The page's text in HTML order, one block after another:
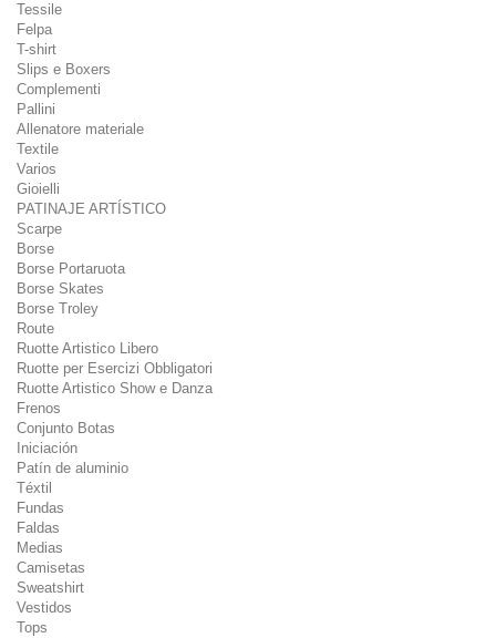
Tessile
Felpa
T-shirt
Slips e Boxers
Complementi
Pallini
Allenatore materiale
Textile
Varios
Gioielli
PATINAJE ARTÍSTICO
Scarpe
Borse
Borse Portaruota
Borse Skates
Borse Troley
Route
Ruotte Artistico Libero
Ruotte per Esercizi Obbligatori
Ruotte Artistico Show e Danza
Frenos
Conjunto Botas
Iniciación
Patín de aluminio
Téxtil
Fundas
Faldas
Medias
Camisetas
Sweatshirt
Vestidos
Tops